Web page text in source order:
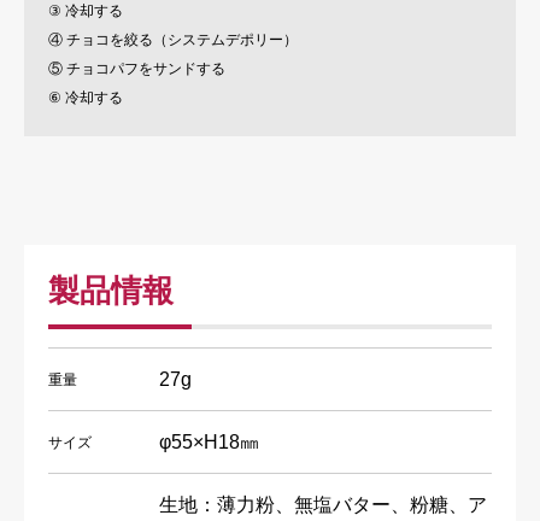
③ 冷却する
④ チョコを絞る（システムデポリー）
⑤ チョコパフをサンドする
⑥ 冷却する
製品情報
重量 27g
サイズ φ55×H18㎜
生地：薄力粉、無塩バター、粉糖、ア